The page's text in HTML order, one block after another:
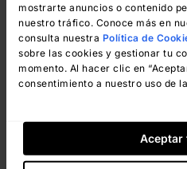
mostrarte anuncios o contenido
nuestro tráfico. Conoce más en
consulta nuestra Política de
sobre las cookies y gestionar tu
momento. Al hacer clic en
consentimiento a nuestro uso de
Aceptar
juntos los marcos
y Gestión de